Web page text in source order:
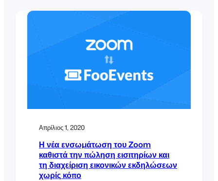
προσαρμοσμένων ετικετών ονομάτων,
βραχιολιών, εισιτηρίων, κονκάρδων και
διαισθητικού drag & drop interface. Η
διεπαφή drag & drop σας επιτρέπει να
εισάγετε τυποποιημένες λεπτομέρειες για
την εκδήλωση και τους συμμετέχοντες,
καθώς και
Απρίλιος 1, 2020
Η νέα ενσωμάτωση του Zoom
καθιστά την πώληση εισιτηρίων και
τη διαχείριση εικονικών εκδηλώσεων
χωρίς κόπο